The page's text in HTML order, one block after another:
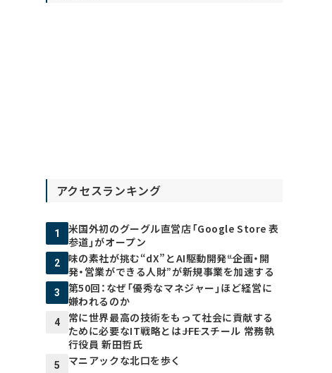
アクセスランキング
1
米国外初のグーグル直営店「Google Store 表
参道」がオープン
2
味の素社が挑む“dX”とAI駆動開発――“企画・開
発・営業ができる人財”が新規事業を加速する
3
第50回：なぜ「優秀なマネジャー」ほど経営に
嫌われるのか
4
常に世界最高の技術をもって社会に貢献する
ために必要なIT戦略とは――JFEスチール 常務執
行役員 新田哲氏
5 マニアックな北口を歩く